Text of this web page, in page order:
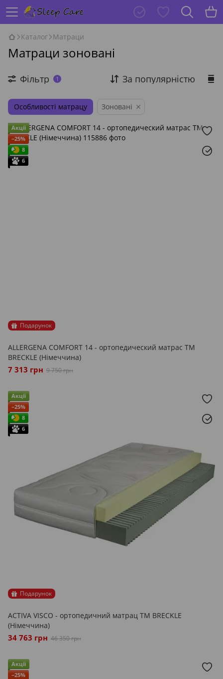
Каталог Матраци
Матраци зоновані
Фільтр 1 За популярністю
Особливості матрацу Зоновані
Подарунок
Акції
−25%
8
6
ALLERGENA COMFORT 14 - ортопедический матрас ТМ
BRECKLE (Німеччина)
7 313 грн 9 750 грн
Подарунок
Акції
−25%
8
6
ACTIVA VISCO - ортопедичний матрац ТМ BRECKLE
(Німеччина)
34 763 грн 46 350 грн
Акції
−25%